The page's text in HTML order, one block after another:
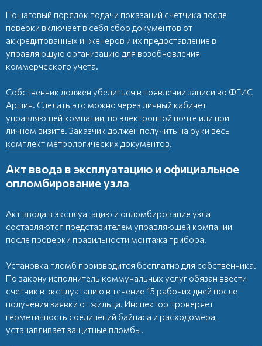
Пошаговый порядок подачи показаний счетчика после
поверки включает в себя сбор документов от
аккредитованных инженеров и их предоставление в
управляющую организацию для возобновления
коммерческого учета.
Собственник должен убедиться в появлении записи во ФГИС
Аршин. Сделать это можно через личный кабинет
управляющей компании, по электронной почте или при
личном визите. Заказчик должен получить на руки весь
комплект метрологических документов.
Акт ввода в эксплуатацию и официальное
опломбирование узла
Акт ввода в эксплуатацию и опломбирование узла
составляются представителем управляющей компании
после проверки правильности монтажа прибора.
Установка пломб производится бесплатно для собственника.
По закону исполнитель коммунальных услуг обязан ввести
счетчик в эксплуатацию в течение 15 рабочих дней после
получения заявки от жильца. Инспектор проверяет
герметичность соединений байпаса и расходомера,
устанавливает защитные пломбы.